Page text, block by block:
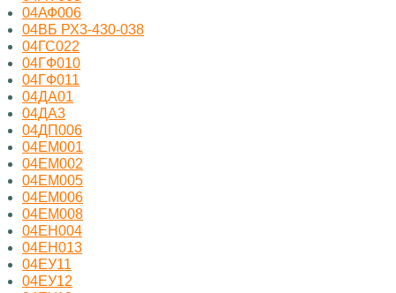
04АФ006
04ВБ РХ3-430-038
04ГС022
04ГФ010
04ГФ011
04ДА01
04ДА3
04ДП006
04ЕМ001
04ЕМ002
04ЕМ005
04ЕМ006
04ЕМ008
04ЕН004
04ЕН013
04ЕУ11
04ЕУ12